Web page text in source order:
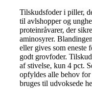
Tilskudsfoder i piller,
til avlshopper og
proteinråvarer, der
aminosyrer.
eller gives som eneste
godt grovfoder.
af stivelse, kun 4 pct.
opfyldes alle behov
bruges til udvoksede